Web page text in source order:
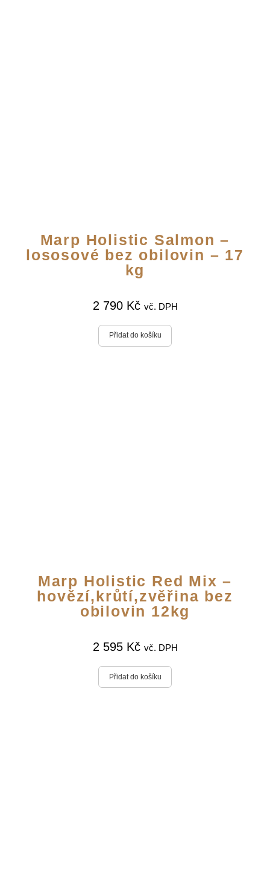
Marp Holistic Salmon –
lososové bez obilovin – 17
kg
2 790 Kč vč. DPH
Přidat do košíku
Marp Holistic Red Mix –
hovězí,krůtí,zvěřina bez
obilovin 12kg
2 595 Kč vč. DPH
Přidat do košíku